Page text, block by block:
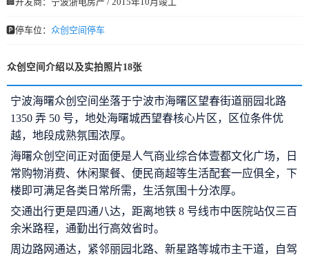
🅿️停车位： 众创空间停车
众创空间介绍以及实拍照片18张
宁波海曙众创空间坐落于宁波市海曙区望春街道丽园北路
1350 弄 50 号，地处海曙城西望春核心片区，区位条件优
越，地段成熟氛围浓厚。
海曙众创空间 正对面便是人气商业综合体壹都文化广场，日
常购物消费、休闲聚餐、便民商超等生活配套一应俱全，下
楼即可满足各类日常所需，生活氛围十分浓厚。
交通出行更是四通八达，距离地铁 8 号线市中医院站仅三百
余米路程，通勤出行高效省时。
周边路网通达，紧邻丽园北路、新星路等城市主干道，自驾